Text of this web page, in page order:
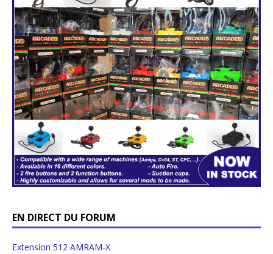
EN DIRECT DU FORUM
Extension 512 AMRAM-X